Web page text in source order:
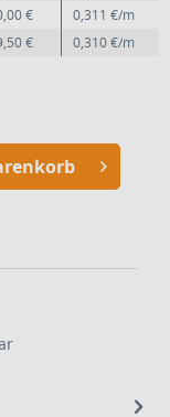
€
0,311 €/m
€
0,310 €/m